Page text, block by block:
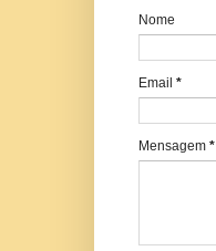
Nome
Email *
Mensagem *